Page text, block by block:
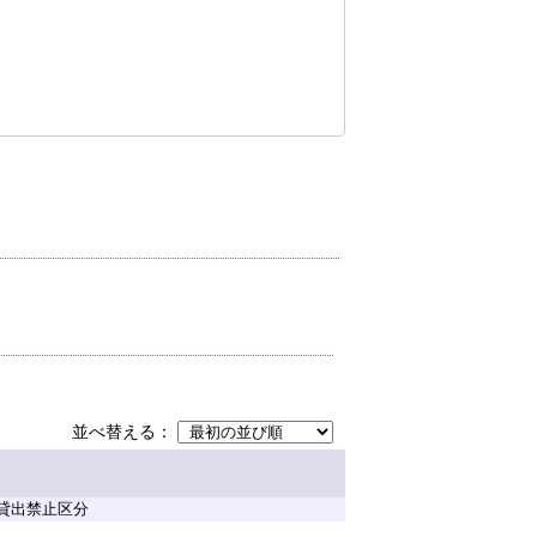
並べ替える
出禁止区分